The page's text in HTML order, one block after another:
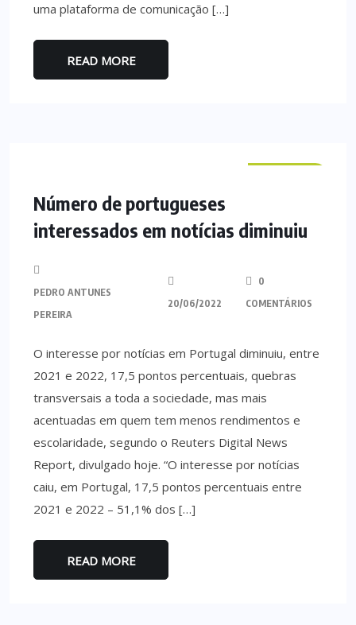
uma plataforma de comunicação […]
READ MORE
Número de portugueses
interessados em notícias diminuiu
PEDRO ANTUNES
PEREIRA
20/06/2022
0
COMENTÁRIOS
O interesse por notícias em Portugal diminuiu, entre
2021 e 2022, 17,5 pontos percentuais, quebras
transversais a toda a sociedade, mas mais
acentuadas em quem tem menos rendimentos e
escolaridade, segundo o Reuters Digital News
Report, divulgado hoje. “O interesse por notícias
caiu, em Portugal, 17,5 pontos percentuais entre
2021 e 2022 – 51,1% dos […]
READ MORE